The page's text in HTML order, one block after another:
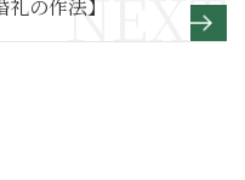
の作法】